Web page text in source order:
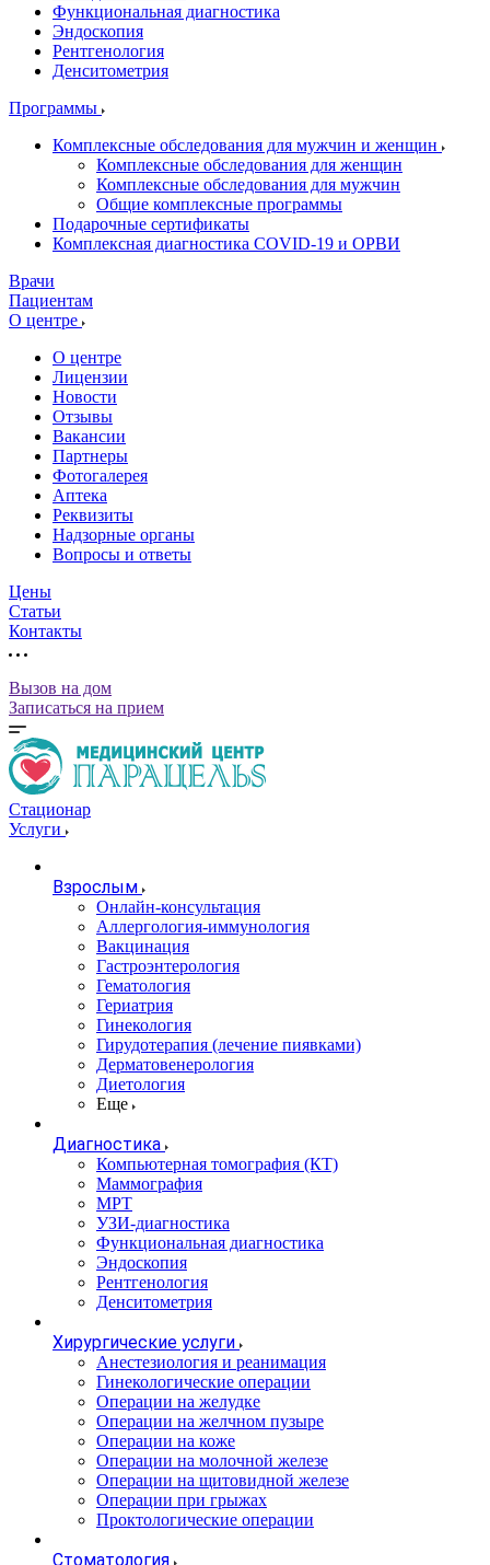
Функциональная диагностика
Эндоскопия
Рентгенология
Денситометрия
Программы
Комплексные обследования для мужчин и женщин
Комплексные обследования для женщин
Комплексные обследования для мужчин
Общие комплексные программы
Подарочные сертификаты
Комплексная диагностика COVID-19 и ОРВИ
Врачи
Пациентам
О центре
О центре
Лицензии
Новости
Отзывы
Вакансии
Партнеры
Фотогалерея
Аптека
Реквизиты
Надзорные органы
Вопросы и ответы
Цены
Статьи
Контакты
Вызов на дом
Записаться на прием
Стационар
Услуги
Взрослым
Онлайн-консультация
Аллергология-иммунология
Вакцинация
Гастроэнтерология
Гематология
Гериатрия
Гинекология
Гирудотерапия (лечение пиявками)
Дерматовенерология
Диетология
Еще
Диагностика
Компьютерная томография (КТ)
Маммография
МРТ
УЗИ-диагностика
Функциональная диагностика
Эндоскопия
Рентгенология
Денситометрия
Хирургические услуги
Анестезиология и реанимация
Гинекологические операции
Операции на желудке
Операции на желчном пузыре
Операции на коже
Операции на молочной железе
Операции на щитовидной железе
Операции при грыжах
Проктологические операции
Стоматология